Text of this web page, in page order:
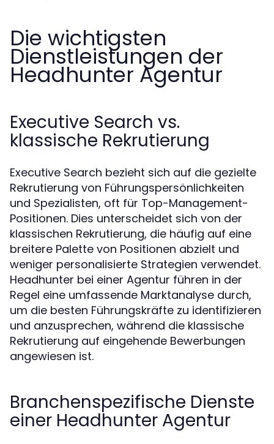
Die wichtigsten
Dienstleistungen der
Headhunter Agentur
Executive Search vs.
klassische Rekrutierung
Executive Search bezieht sich auf die gezielte
Rekrutierung von Führungspersönlichkeiten
und Spezialisten, oft für Top-Management-
Positionen. Dies unterscheidet sich von der
klassischen Rekrutierung, die häufig auf eine
breitere Palette von Positionen abzielt und
weniger personalisierte Strategien verwendet.
Headhunter bei einer Agentur führen in der
Regel eine umfassende Marktanalyse durch,
um die besten Führungskräfte zu identifizieren
und anzusprechen, während die klassische
Rekrutierung auf eingehende Bewerbungen
angewiesen ist.
Branchenspezifische Dienste
einer Headhunter Agentur